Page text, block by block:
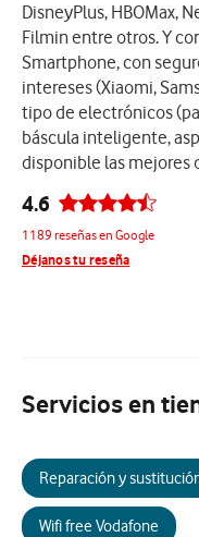
DisneyPlus, HBOMax,
Filmin entre otros. Y
Smartphone, con
intereses (Xiaomi,
tipo de electrónicos
báscula inteligente,
disponible las mejores
4.6
1189 reseñas en Google
Déjanos tu reseña
Servicios en
Reparación y
Wifi free Vodafone